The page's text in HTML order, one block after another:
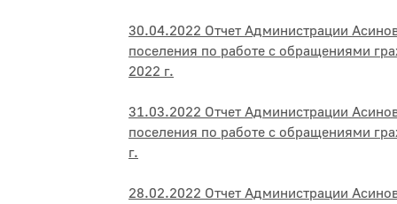
30.04.2022 Отчет Администрации
поселения по работе с обращениями
2022 г.
31.03.2022 Отчет Администрации
поселения по работе с обращениями
г.
28.02.2022 Отчет Администрации